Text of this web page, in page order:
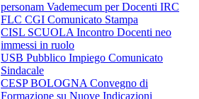
personam Vademecum per Docenti IRC
FLC CGI Comunicato Stampa
CISL SCUOLA Incontro Docenti neo
immessi in ruolo
USB Pubblico Impiego Comunicato
Sindacale
CESP BOLOGNA Convegno di
Formazione su Nuove Indicazioni